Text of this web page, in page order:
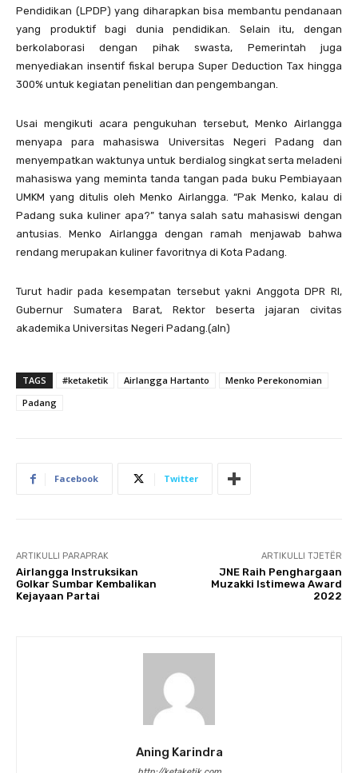
Pendidikan (LPDP) yang diharapkan bisa membantu pendanaan
yang produktif bagi dunia pendidikan. Selain itu, dengan
berkolaborasi dengan pihak swasta, Pemerintah juga
menyediakan insentif fiskal berupa Super Deduction Tax hingga
300% untuk kegiatan penelitian dan pengembangan.
Usai mengikuti acara pengukuhan tersebut, Menko Airlangga
menyapa para mahasiswa Universitas Negeri Padang dan
menyempatkan waktunya untuk berdialog singkat serta meladeni
mahasiswa yang meminta tanda tangan pada buku Pembiayaan
UMKM yang ditulis oleh Menko Airlangga. “Pak Menko, kalau di
Padang suka kuliner apa?” tanya salah satu mahasiswi dengan
antusias. Menko Airlangga dengan ramah menjawab bahwa
rendang merupakan kuliner favoritnya di Kota Padang.
Turut hadir pada kesempatan tersebut yakni Anggota DPR RI,
Gubernur Sumatera Barat, Rektor beserta jajaran civitas
akademika Universitas Negeri Padang.(aln)
TAGS #ketaketik Airlangga Hartanto
Menko Perekonomian
Padang
Facebook Twitter
ARTIKULLI PARAPRAK
Airlangga Instruksikan
Golkar Sumbar Kembalikan
Kejayaan Partai
ARTIKULLI TJETËR
JNE Raih Penghargaan
Muzakki Istimewa Award
2022
Aning Karindra